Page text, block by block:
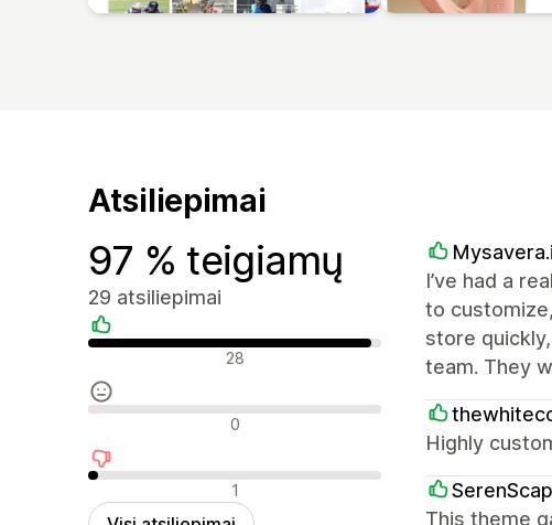
Atsiliepimai
97 % teigiamų
29 atsiliepimai
Teigiami atsiliepimai
28
Neutralūs atsiliepimai
0
Neigiami atsiliepimai
1
I’ve had a
to
store
team. They
Highly
This theme